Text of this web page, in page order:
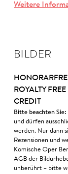
Weitere
BILDER
ROYALTY
CREDIT
Bitte beachten Sie:
und dürfen
werden. Nur dann
Rezensionen und
Komische Oper
AGB der
unberührt – bitte